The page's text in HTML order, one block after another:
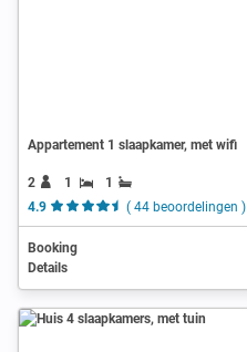
Appartement 1 slaapkamer, met wifi
2 1
1
4.9
( 44 beoordelingen )
Booking
Details